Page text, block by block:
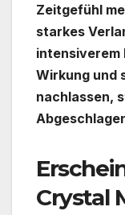
Zeitgefühl
starkes
intensiverem
Wirkung und
nachlassen,
Crystal